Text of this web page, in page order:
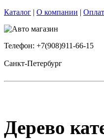
Каталог | О компании |
Телефон: +7(908)911-66-15
Санкт-Петербург
Дерево